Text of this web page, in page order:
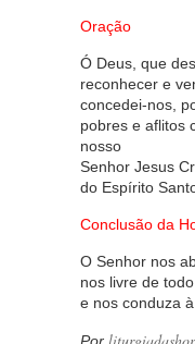
Oração
Ó Deus, que
reconhecer e
concedei-nos,
pobres e aflitos
nosso
Senhor Jesus
do Espírito
Conclusão da
O Senhor nos
nos livre de
e nos conduza